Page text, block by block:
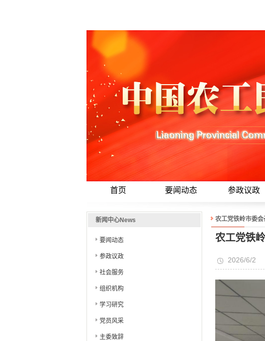
首页 要闻动态 参政议政
新闻中心News
要闻动态
参政议政
社会服务
组织机构
学习研究
党员风采
主委致辞
农工党铁岭市委
农工党铁
2026/6/2